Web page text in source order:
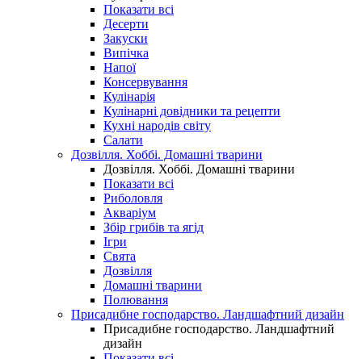
Показати всі
Десерти
Закуски
Випічка
Напої
Консервування
Кулінарія
Кулінарні довідники та рецепти
Кухні народів світу
Салати
Дозвілля. Хоббі. Домашні тварини
Дозвілля. Хоббі. Домашні тварини
Показати всі
Риболовля
Акваріум
Збір грибів та ягід
Ігри
Свята
Дозвілля
Домашні тварини
Полювання
Присадибне господарство. Ландшафтний дизайн
Присадибне господарство. Ландшафтний
дизайн